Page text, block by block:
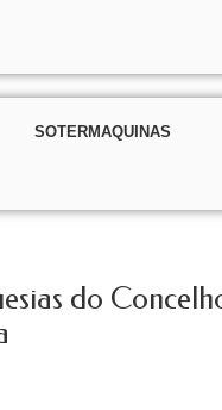
SOTERMAQUINAS
do